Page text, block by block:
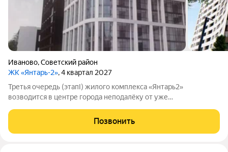
Иваново,Советский район
ЖК «Янтарь-2», 4 квартал 2027
Третья очередь (этапI) жилого комплекса «Янтарь2»
возводится в центре города неподалёку от уже
удобной локацией: здесь хорошо развита инфраструктура, но
при этом нет шума и пыли от крупных дорог.
Позвонить